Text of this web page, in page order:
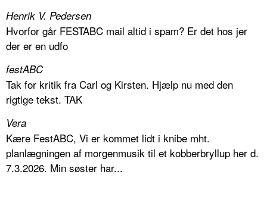
Henrik V. Pedersen
Hvorfor går FESTABC mail altid i spam? Er det hos jer
der er en udfo
festABC
Tak for kritik fra Carl og Kirsten. Hjælp nu med den
rigtige tekst. TAK
Vera
Kære FestABC, Vi er kommet lidt i knibe mht.
planlægningen af morgenmusik til et kobberbryllup her d.
7.3.2026. Min søster har...